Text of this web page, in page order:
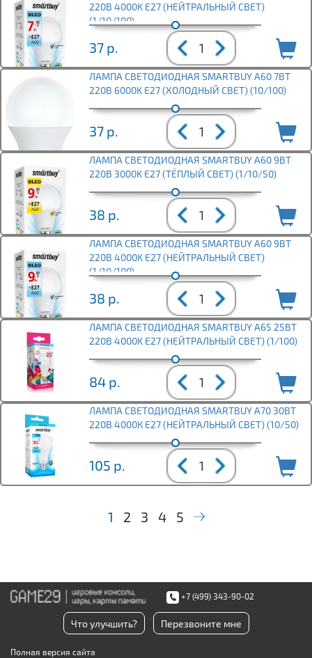
220В 4000K E27 (НЕЙТРАЛЬНЫЙ СВЕТ)
(1/10/100)
37 р.
ЛАМПА СВЕТОДИОДНАЯ SMARTBUY A60 7ВТ
220В 6000K E27 (ХОЛОДНЫЙ СВЕТ) (10/100)
37 р.
ЛАМПА СВЕТОДИОДНАЯ SMARTBUY A60 9ВТ
220В 3000K E27 (ТЁПЛЫЙ СВЕТ) (1/10/50)
38 р.
ЛАМПА СВЕТОДИОДНАЯ SMARTBUY A60 9ВТ
220В 4000K E27 (НЕЙТРАЛЬНЫЙ СВЕТ)
(1/10/100)
38 р.
ЛАМПА СВЕТОДИОДНАЯ SMARTBUY A65 25ВТ
220В 4000K E27 (НЕЙТРАЛЬНЫЙ СВЕТ) (1/100)
84 р.
ЛАМПА СВЕТОДИОДНАЯ SMARTBUY A70 30ВТ
220В 4000К E27 (НЕЙТРАЛЬНЫЙ СВЕТ) (10/50)
105 р.
1 2 3 4 5
+7 (499) 343-90-02
Что улучшить? Перезвоните мне
Полная версия сайта